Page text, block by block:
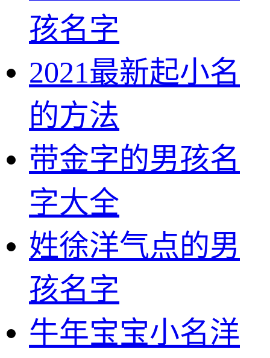
孩名字
2021最新起小名
的方法
带金字的男孩名
字大全
姓徐洋气点的男
孩名字
牛年宝宝小名洋